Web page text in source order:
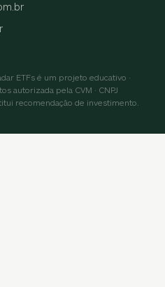
ETFs é um projeto educativo ·
autorizada pela CVM · CNPJ
recomendação de investimento.